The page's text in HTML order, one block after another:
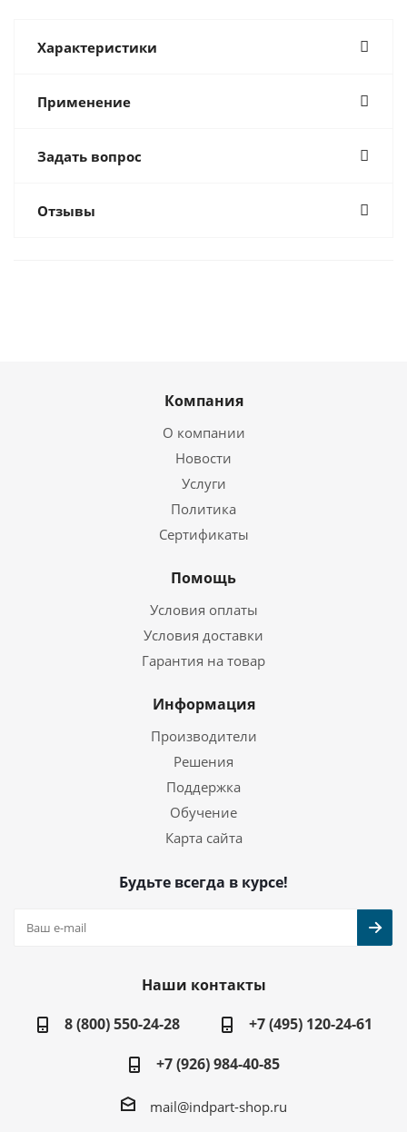
Характеристики
Применение
Задать вопрос
Отзывы
Компания
О компании
Новости
Услуги
Политика
Сертификаты
Помощь
Условия оплаты
Условия доставки
Гарантия на товар
Информация
Производители
Решения
Поддержка
Обучение
Карта сайта
Будьте всегда в курсе!
Наши контакты
8 (800) 550-24-28
+7 (495) 120-24-61
+7 (926) 984-40-85
mail@indpart-shop.ru